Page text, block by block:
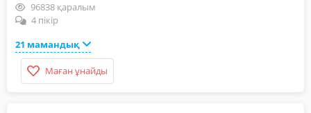
96838 қаралым
4 пікір
21 мамандық
Маған ұнайды